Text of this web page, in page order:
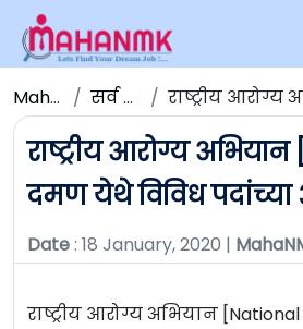
Maha NMK सर्व जाहिराती राष्ट्रीय आरोग्य अभियान
राष्ट्रीय आरोग्य
दमण येथे विविध पदांच्या
Date: 18 January, 2020 |
राष्ट्रीय आरोग्य अभियान